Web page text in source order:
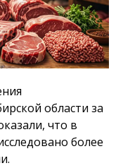
области за
что в
более